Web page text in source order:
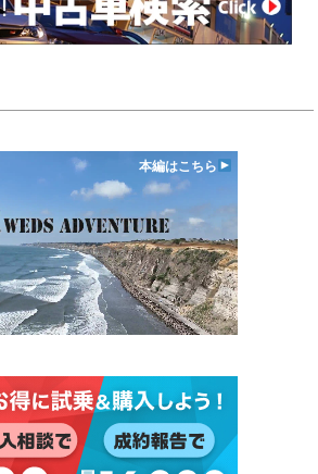
本編はこちら